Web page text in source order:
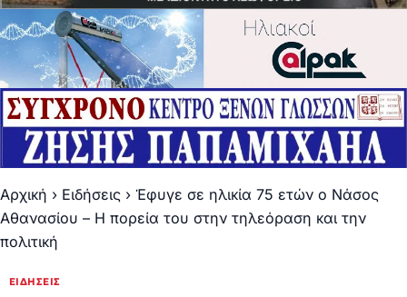
Αρχική › Ειδήσεις › Έφυγε σε ηλικία 75 ετών ο Νάσος
Αθανασίου – Η πορεία του στην τηλεόραση και την
πολιτική
ΕΙΔΉΣΕΙΣ